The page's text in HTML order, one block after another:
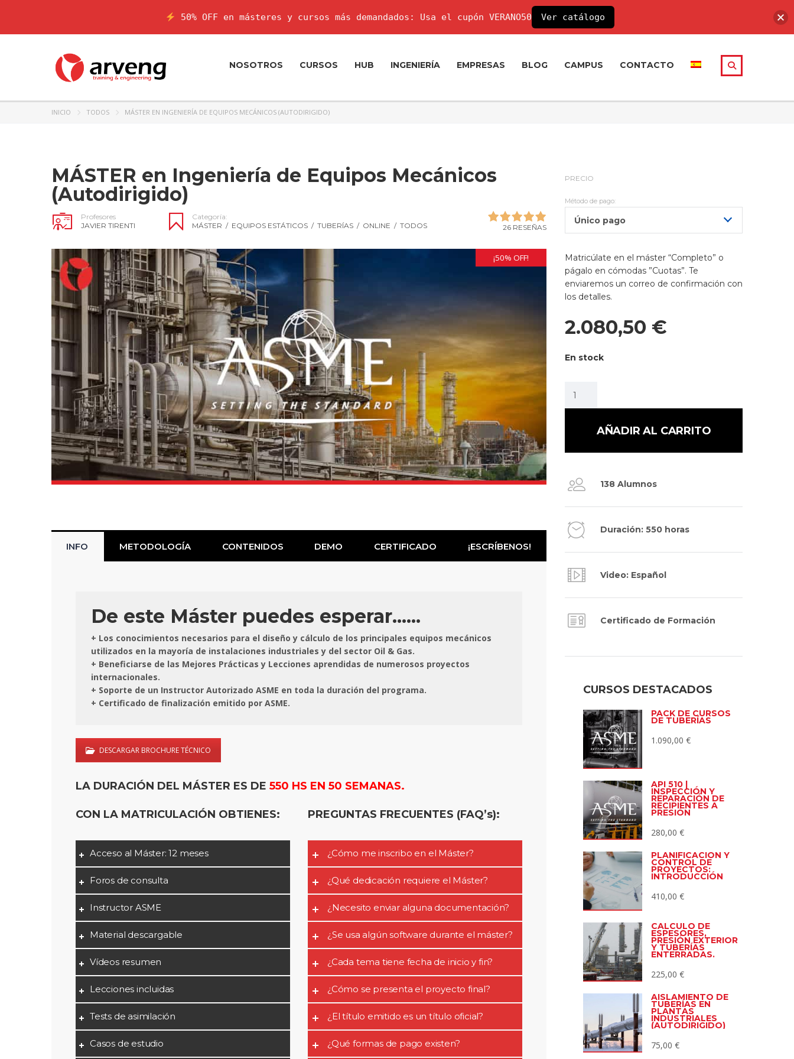
NOSOTROS CURSOS HUB INGENIERÍA EMPRESAS BLOG CAMPUS CONTACTO
INICIO TODOS MÁSTER EN INGENIERÍA DE EQUIPOS MECÁNICOS (AUTODIRIGIDO)
MÁSTER en Ingeniería de Equipos Mecánicos
(Autodirigido)
Profesores
JAVIER TIRENTI
Categoría:
MÁSTER / EQUIPOS ESTÁTICOS / TUBERÍAS / ONLINE / TODOS 26 RESEÑAS
¡50% OFF!
INFO METODOLOGÍA CONTENIDOS DEMO CERTIFICADO ¡ESCRÍBENOS!
De este Máster puedes esperar......
+ Los conocimientos necesarios para el diseño y cálculo de los principales equipos mecánicos
utilizados en la mayoría de instalaciones industriales y del sector Oil & Gas.
+ Beneficiarse de las Mejores Prácticas y Lecciones aprendidas de numerosos proyectos
internacionales.
+ Soporte de un Instructor Autorizado ASME en toda la duración del programa.
+ Certificado de finalización emitido por ASME.
DESCARGAR BROCHURE TÉCNICO
LA DURACIÓN DEL MÁSTER ES DE 550 HS EN 50 SEMANAS.
CON LA MATRICULACIÓN OBTIENES:
Acceso al Máster: 12 meses
Foros de consulta
Instructor ASME
Material descargable
Vídeos resumen
Lecciones incluidas
Tests de asimilación
Casos de estudio
PREGUNTAS FRECUENTES (FAQ’s):
¿Cómo me inscribo en el Máster?
¿Qué dedicación requiere el Máster?
¿Necesito enviar alguna documentación?
¿Se usa algún software durante el máster?
¿Cada tema tiene fecha de inicio y fin?
¿Cómo se presenta el proyecto final?
¿El título emitido es un título oficial?
¿Qué formas de pago existen?
PRECIO
Método de pago:
Único pago
Matricúlate en el máster “Completo” o
págalo en cómodas ”Cuotas”. Te
enviaremos un correo de confirmación con
los detalles.
2.080,50 €
En stock
AÑADIR AL CARRITO
138 Alumnos
Duración: 550 horas
Video: Español
Certificado de Formación
CURSOS DESTACADOS
PACK DE CURSOS
DE TUBERÍAS
1.090,00 €
API 510 |
INSPECCIÓN Y
REPARACIÓN DE
RECIPIENTES A
PRESIÓN
280,00 €
PLANIFICACIÓN Y
CONTROL DE
PROYECTOS:
INTRODUCCIÓN
410,00 €
CÁLCULO DE
ESPESORES,
PRESIÓN EXTERIOR
Y TUBERÍAS
ENTERRADAS.
225,00 €
AISLAMIENTO DE
TUBERÍAS EN
PLANTAS
INDUSTRIALES
(AUTODIRIGIDO)
75,00 €
50% OFF en másteres y cursos más demandados: Usa el cupón VERANO50 Ver catálogo